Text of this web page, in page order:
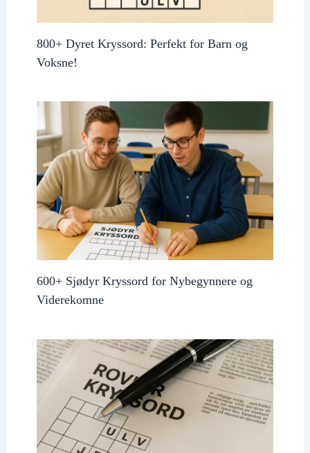
800+ Dyret Kryssord: Perfekt for Barn og
Voksne!
600+ Sjødyr Kryssord for Nybegynnere og
Viderekomne